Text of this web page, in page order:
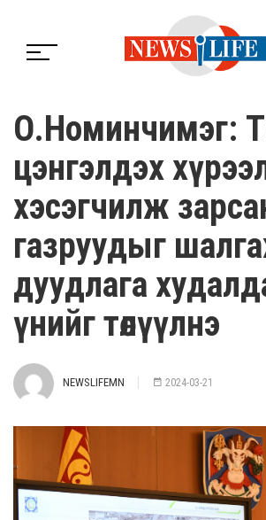
О.Номинчимэг:
цэнгэлдэх
хэсэгчилж
газруудыг
дуудлага
үнийг төлүүлнэ
NEWSLIFEMN 2024-03-21